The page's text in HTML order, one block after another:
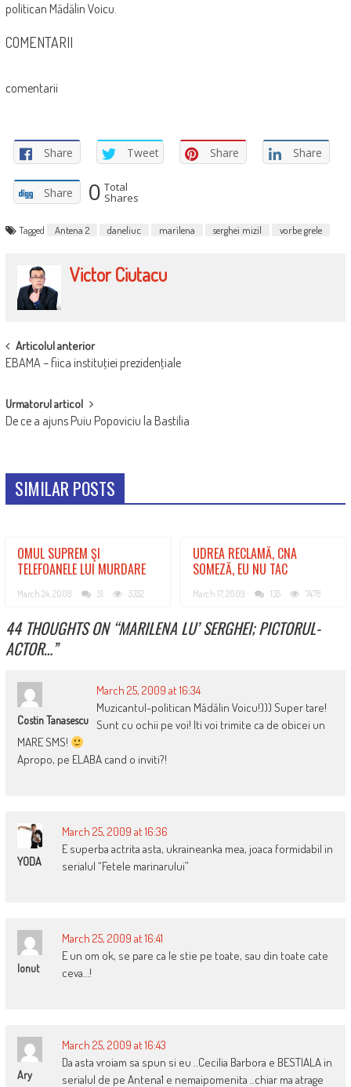
politican Mădălin Voicu.
COMENTARII
comentarii
Share Tweet Share Share
Share 0 Total
Shares
Tagged Antena 2 daneliuc marilena serghei mizil vorbe grele
Victor Ciutacu
POST
NAVIGATION
Articolul anterior
EBAMA – fiica instituţiei prezidenţiale
Urmatorul articol
De ce a ajuns Puiu Popoviciu la Bastilia
SIMILAR POSTS
OMUL SUPREM ŞI
TELEFOANELE LUI MURDARE
March 24, 2009 51 5352
UDREA RECLAMĂ, CNA
SOMEZĂ, EU NU TAC
March 17, 2009 135 7478
44 THOUGHTS ON “MARILENA LU’ SERGHEI; PICTORUL-
ACTOR…”
Costin Tanasescu
March 25, 2009 at 16:34
Muzicantul-politican Mădălin Voicu!))) Super tare!
Sunt cu ochii pe voi! Iti voi trimite ca de obicei un
MARE SMS!
Apropo, pe ELABA cand o inviti?!
YODA
March 25, 2009 at 16:36
E superba actrita asta, ukraineanka mea, joaca formidabil in
serialul “Fetele marinarului”
Ionut
March 25, 2009 at 16:41
E un om ok, se pare ca le stie pe toate, sau din toate cate
ceva…!
Ary
March 25, 2009 at 16:43
Da asta vroiam sa spun si eu ..Cecilia Barbora e BESTIALA in
serialul de pe Antena1 e nemaipomenita ..chiar ma atrage